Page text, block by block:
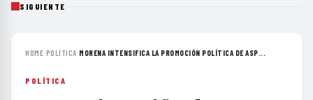
SIGUIENTE
HOME›POLÍTICA›MORENA INTENSIFICA LA PROMOCIÓN POLÍTICA DE ASP...
POLÍTICA